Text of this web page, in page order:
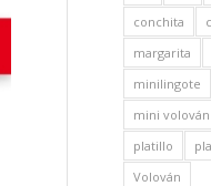
conchita
margarita
minilingote
mini volován
platillo
Volován